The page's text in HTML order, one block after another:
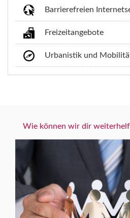
Barrierefreien
Freizeitangebote
Urbanistik und
Wie können wir dir